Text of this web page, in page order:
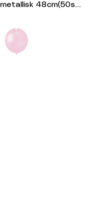
033 Gemar lateksballonger rosa metallisk 48cm(50stk)